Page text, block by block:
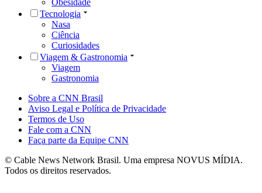
Obesidade
Tecnologia
Nasa
Ciência
Curiosidades
Viagem & Gastronomia
Viagem
Gastronomia
Sobre a CNN Brasil
Aviso Legal e Política de Privacidade
Termos de Uso
Fale com a CNN
Faça parte da Equipe CNN
© Cable News Network Brasil. Uma empresa NOVUS MÍDIA.
Todos os direitos reservados.